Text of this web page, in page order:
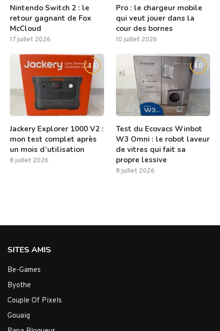
Nintendo Switch 2 : le
retour gagnant de Fox
McCloud
17 juillet 2026
Pro : le chargeur mobile
qui veut jouer dans la
cour des bornes
10 juillet 2026
8.5
Jackery Explorer 1000 V2 :
mon test complet après
un mois d’utilisation
8 juillet 2026
8.0
Test du Ecovacs Winbot
W3 Omni : le robot laveur
de vitres qui fait sa
propre lessive
8 juillet 2026
SITES AMIS
Be-Games
Byothe
Couple Of Pixels
Gouaig